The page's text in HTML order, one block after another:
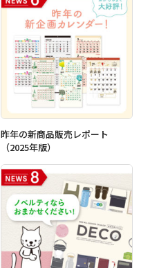
昨年の新商品販売レポート
（2025年版）